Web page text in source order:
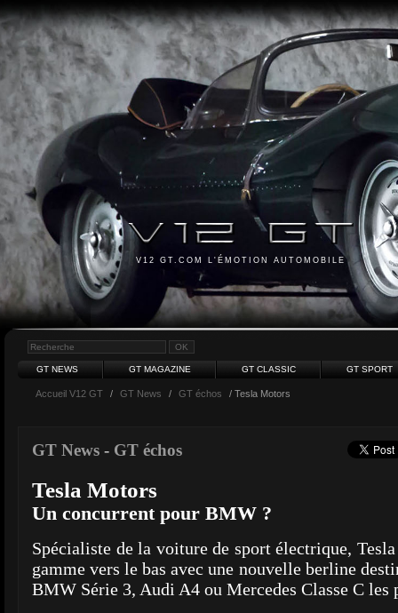
V12 GT.COM L'ÉMOTION AUTOMOBILE
GT NEWS GT MAGAZINE GT CLASSIC GT SPORT
Accueil V12 GT / GT News / GT échos / Tesla Motors
GT News - GT échos
Tesla Motors
Un concurrent pour BMW ?
Spécialiste de la voiture de sport électrique,
gamme vers le bas avec une nouvelle berline
BMW Série 3, Audi A4 ou Mercedes Classe C les